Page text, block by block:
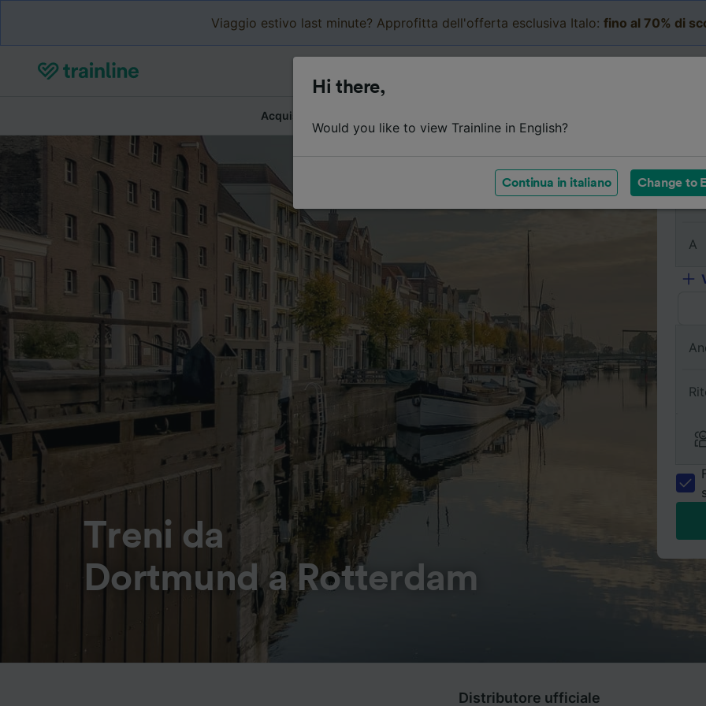
Viaggio estivo last minute? Approfitta dell'offerta esclusiva Italo: fino al 70% di
Acquista biglietti
Treni da
Dortmund a Rotterdam
Da
A
Distributore ufficiale
Hi there,
Would you like to view Trainline in English?
Continua in italiano Change to